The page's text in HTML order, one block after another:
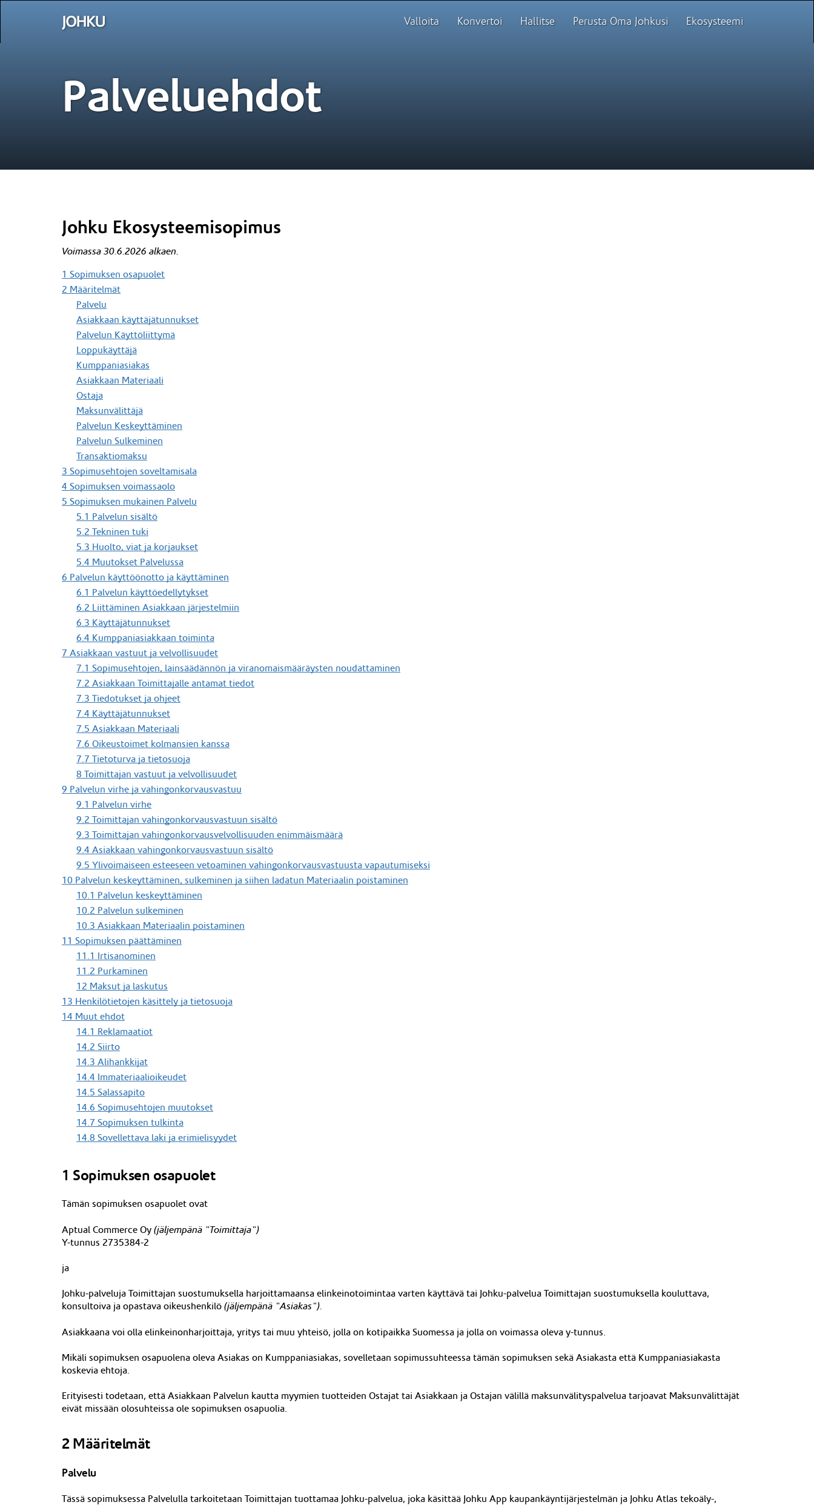
Valloita Konvertoi Hallitse Perusta Oma Johkusi Ekosysteemi
Palveluehdot
Johku Ekosysteemisopimus
Voimassa 30.6.2026 alkaen.
1 Sopimuksen osapuolet
2 Määritelmät
Palvelu
Asiakkaan käyttäjätunnukset
Palvelun Käyttöliittymä
Loppukäyttäjä
Kumppaniasiakas
Asiakkaan Materiaali
Ostaja
Maksunvälittäjä
Palvelun Keskeyttäminen
Palvelun Sulkeminen
Transaktiomaksu
3 Sopimusehtojen soveltamisala
4 Sopimuksen voimassaolo
5 Sopimuksen mukainen Palvelu
5.1 Palvelun sisältö
5.2 Tekninen tuki
5.3 Huolto, viat ja korjaukset
5.4 Muutokset Palvelussa
6 Palvelun käyttöönotto ja käyttäminen
6.1 Palvelun käyttöedellytykset
6.2 Liittäminen Asiakkaan järjestelmiin
6.3 Käyttäjätunnukset
6.4 Kumppaniasiakkaan toiminta
7 Asiakkaan vastuut ja velvollisuudet
7.1 Sopimusehtojen, lainsäädännön ja viranomaismääräysten noudattaminen
7.2 Asiakkaan Toimittajalle antamat tiedot
7.3 Tiedotukset ja ohjeet
7.4 Käyttäjätunnukset
7.5 Asiakkaan Materiaali
7.6 Oikeustoimet kolmansien kanssa
7.7 Tietoturva ja tietosuoja
8 Toimittajan vastuut ja velvollisuudet
9 Palvelun virhe ja vahingonkorvausvastuu
9.1 Palvelun virhe
9.2 Toimittajan vahingonkorvausvastuun sisältö
9.3 Toimittajan vahingonkorvausvelvollisuuden enimmäismäärä
9.4 Asiakkaan vahingonkorvausvastuun sisältö
9.5 Ylivoimaiseen esteeseen vetoaminen vahingonkorvausvastuusta vapautumiseksi
10 Palvelun keskeyttäminen, sulkeminen ja siihen ladatun Materiaalin poistaminen
10.1 Palvelun keskeyttäminen
10.2 Palvelun sulkeminen
10.3 Asiakkaan Materiaalin poistaminen
11 Sopimuksen päättäminen
11.1 Irtisanominen
11.2 Purkaminen
12 Maksut ja laskutus
13 Henkilötietojen käsittely ja tietosuoja
14 Muut ehdot
14.1 Reklamaatiot
14.2 Siirto
14.3 Alihankkijat
14.4 Immateriaalioikeudet
14.5 Salassapito
14.6 Sopimusehtojen muutokset
14.7 Sopimuksen tulkinta
14.8 Sovellettava laki ja erimielisyydet
1 Sopimuksen osapuolet
Tämän sopimuksen osapuolet ovat
Aptual Commerce Oy (jäljempänä "Toimittaja")
Y-tunnus 2735384-2
ja
Johku-palveluja Toimittajan suostumuksella harjoittamaansa elinkeinotoimintaa varten käyttävä tai Johku-palvelua Toimittajan suostumuksella kouluttava,
konsultoiva ja opastava oikeushenkilö (jäljempänä "Asiakas").
Asiakkaana voi olla elinkeinonharjoittaja, yritys tai muu yhteisö, jolla on kotipaikka Suomessa ja jolla on voimassa oleva y-tunnus.
Mikäli sopimuksen osapuolena oleva Asiakas on Kumppaniasiakas, sovelletaan sopimussuhteessa tämän sopimuksen sekä Asiakasta että Kumppaniasiakasta
koskevia ehtoja.
Erityisesti todetaan, että Asiakkaan Palvelun kautta myymien tuotteiden Ostajat tai Asiakkaan ja Ostajan välillä maksunvälityspalvelua tarjoavat Maksunvälittäjät
eivät missään olosuhteissa ole sopimuksen osapuolia.
2 Määritelmät
Palvelu
Tässä sopimuksessa Palvelulla tarkoitetaan Toimittajan tuottamaa Johku-palvelua, joka käsittää Johku App kaupankäyntijärjestelmän ja Johku Atlas tekoäly-,